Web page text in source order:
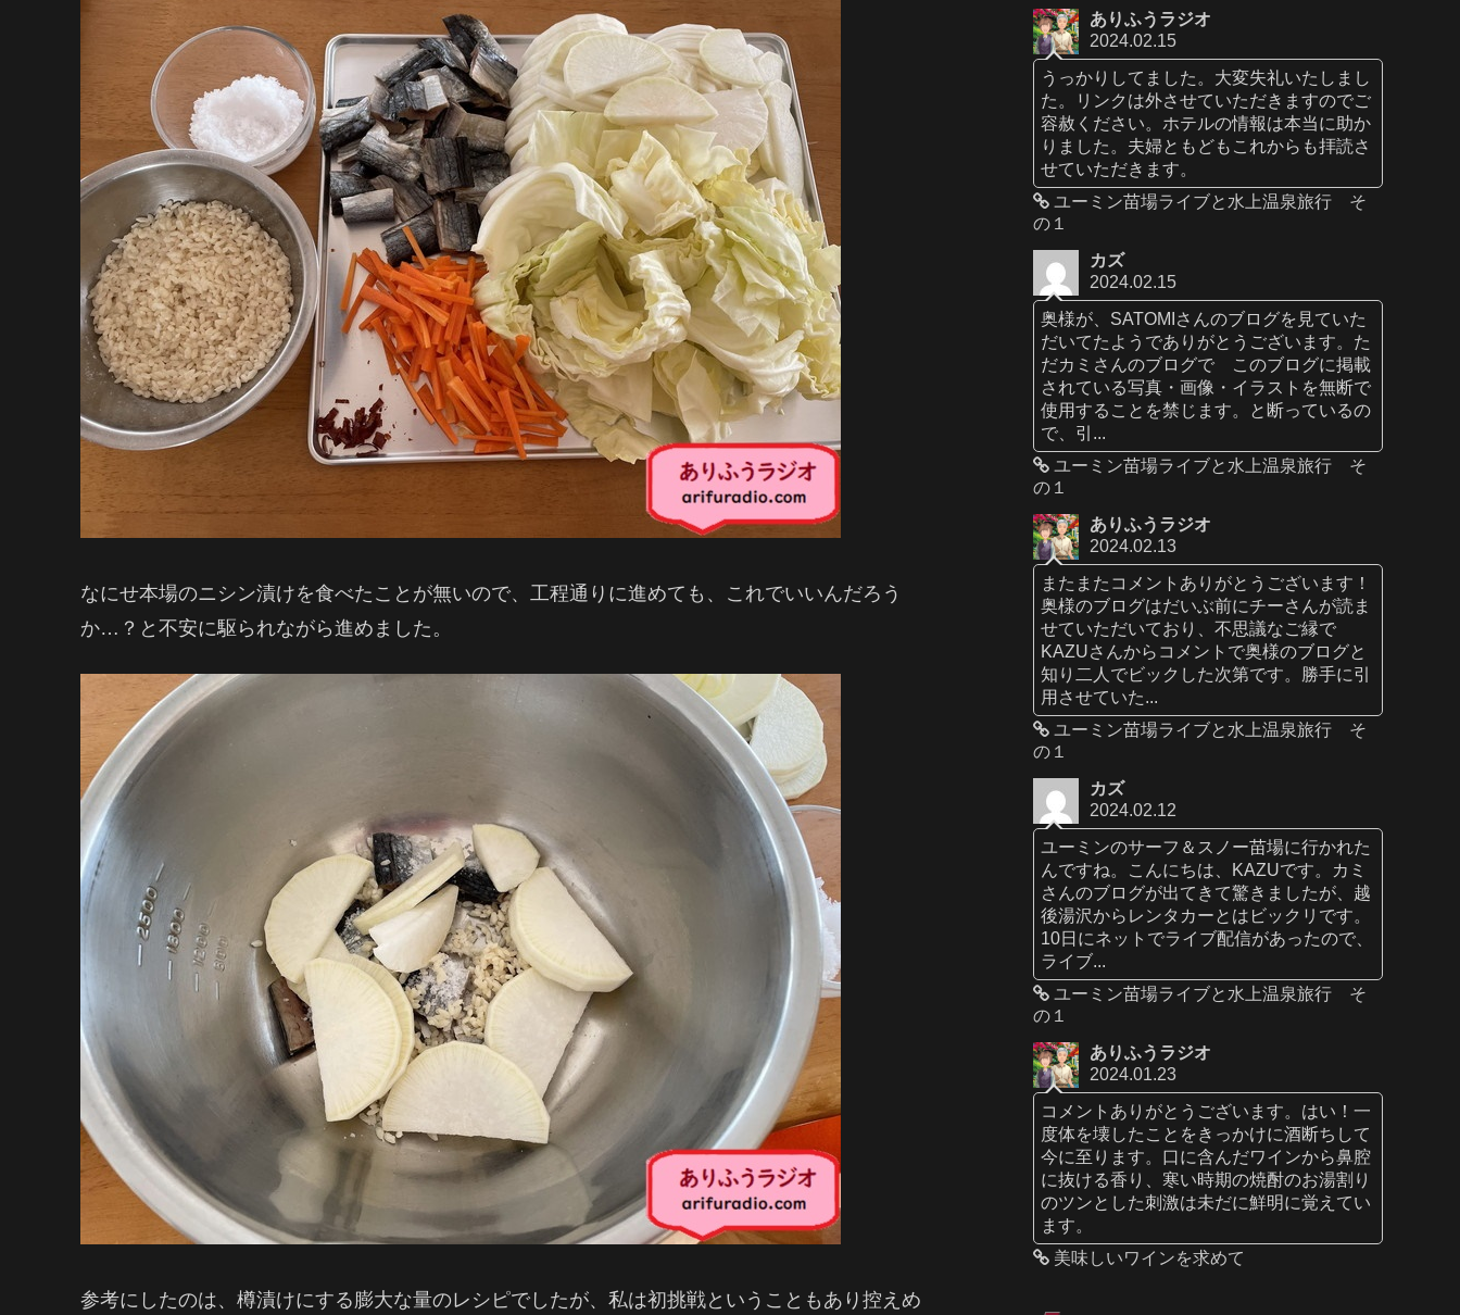
なにせ本場のニシン漬けを食べたことが無いので、工程通りに進めても、これでいいんだろう
か…？と不安に駆られながら進めました。
参考にしたのは、樽漬けにする膨大な量のレシピでしたが、私は初挑戦ということもあり控えめ
ありふうラジオ
2024.02.15
うっかりしてました。大変失礼いたしまし
た。リンクは外させていただきますのでご
容赦ください。ホテルの情報は本当に助か
りました。夫婦ともどもこれからも拝読さ
せていただきます。
ユーミン苗場ライブと水上温泉旅行 そ
の１
カズ
2024.02.15
奥様が、SATOMIさんのブログを見ていた
だいてたようでありがとうございます。た
だカミさんのブログで このブログに掲載
されている写真・画像・イラストを無断で
使用することを禁じます。と断っているの
で、引...
ユーミン苗場ライブと水上温泉旅行 そ
の１
ありふうラジオ
2024.02.13
またまたコメントありがとうございます！
奥様のブログはだいぶ前にチーさんが読ま
せていただいており、不思議なご縁で
KAZUさんからコメントで奥様のブログと
知り二人でビックした次第です。勝手に引
用させていた...
ユーミン苗場ライブと水上温泉旅行 そ
の１
カズ
2024.02.12
ユーミンのサーフ＆スノー苗場に行かれた
んですね。こんにちは、KAZUです。カミ
さんのブログが出てきて驚きましたが、越
後湯沢からレンタカーとはビックリです。
10日にネットでライブ配信があったので、
ライブ...
ユーミン苗場ライブと水上温泉旅行 そ
の１
ありふうラジオ
2024.01.23
コメントありがとうございます。はい！一
度体を壊したことをきっかけに酒断ちして
今に至ります。口に含んだワインから鼻腔
に抜ける香り、寒い時期の焼酎のお湯割り
のツンとした刺激は未だに鮮明に覚えてい
ます。
美味しいワインを求めて